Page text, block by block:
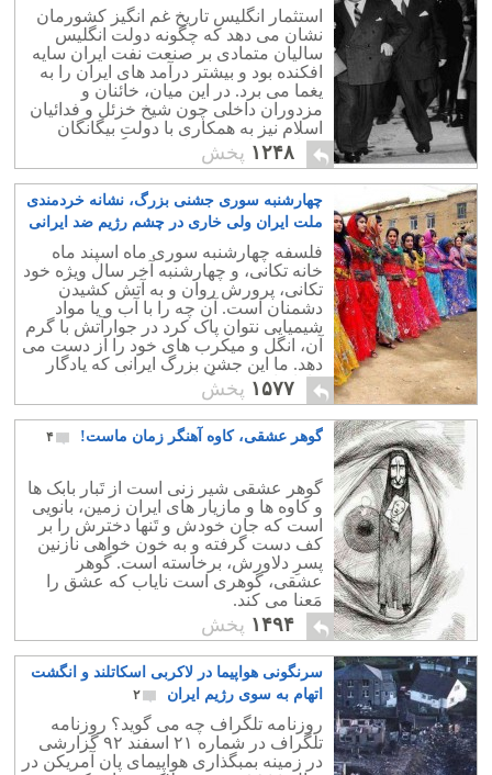
۱۸
استثمار انگلیس تاریخ غم انگیز کشورمان
نشان می دهد که چگونه دولت انگلیس
سالیان متمادی بر صنعت نفت ایران سایه
افکنده بود و بیشتر درآمد های ایران را به
یغما می برد. در این میان، خائنان و
مزدوران داخلی چون شیخ خزئل و فدائیان
اسلام نیز به همکاری با دولت بیگانگان
پرداخته و از هیچ خیانتی فروگزار نمی
کردند.
۱۲۴۸ پخش
چهارشنبه سوری جشنی بزرگ، نشانه خردمندی
ملت ایران ولی خاری در چشم رژیم ضد ایرانی
۳
فلسفه چهارشنبه سوری ماه اسپند ماه
خانه تکانی، و چهارشنبه آخر سال ویژه خود
تکانی، پرورش روان و به آتش کشیدن
دشمنان است. آن چه را با آب و یا مواد
شیمیایی نتوان پاک کرد در جوارآتش با گرم
آن، انگل و میکرب های خود را از دست می
دهد. ما این جشن بزرگ ایرانی که یادگار
نیاکانمان است گرامی می داریم.
۱۵۷۷ پخش
گوهر عشقی، کاوه آهنگر زمان ماست! ۴
گوهر عشقی شیر زنی است از تَبار بابک ها
و کاوه ها و مازیار های ایران زمین، بانویی
است که جان خودش و تَنها دخترش را بر
کف دست گرفته و به خون خواهی نازنین
پسرِ دلاورش، برخاسته است. گوهر
عشقی، گوهری است نایاب که عشق را
مَعنا می کند.
۱۴۹۴ پخش
سرنگونی هواپیما در لاکربی اسکاتلند و انگشت
اتهام به سوی رژیم ایران
۲
روزنامه تلگراف چه می گوید؟ روزنامه
تلگراف در شماره ۲۱ اسفند ۹۲ گزارشی
در زمینه بمبگذاری هواپیمای پان آمریکن در